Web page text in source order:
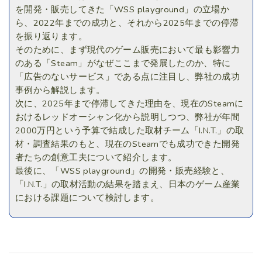
を開発・販売してきた「WSS playground」の立場か
ら、2022年までの成功と、それから2025年までの停滞
を振り返ります。
そのために、まず現代のゲーム販売において最も影響力
のある「Steam」がなぜここまで発展したのか、特に
「広告のないサービス」である点に注目し、弊社の成功
事例から解説します。
次に、2025年まで停滞してきた理由を、現在のSteamに
おけるレッドオーシャン化から説明しつつ、弊社が年間
2000万円という予算で結成した取材チーム「I.N.T.」の取
材・調査結果のもと、現在のSteamでも成功できた開発
者たちの創意工夫について紹介します。
最後に、「WSS playground」の開発・販売経験と、
「I.N.T.」の取材活動の結果を踏まえ、日本のゲーム産業
における課題について検討します。